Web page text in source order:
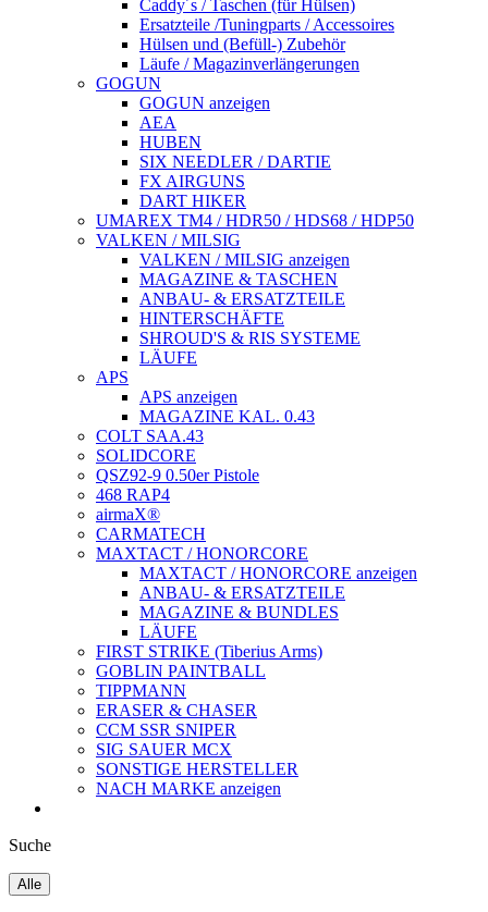
Caddy´s / Taschen (für Hülsen)
Ersatzteile /Tuningparts / Accessoires
Hülsen und (Befüll-) Zubehör
Läufe / Magazinverlängerungen
GOGUN
GOGUN anzeigen
AEA
HUBEN
SIX NEEDLER / DARTIE
FX AIRGUNS
DART HIKER
UMAREX TM4 / HDR50 / HDS68 / HDP50
VALKEN / MILSIG
VALKEN / MILSIG anzeigen
MAGAZINE & TASCHEN
ANBAU- & ERSATZTEILE
HINTERSCHÄFTE
SHROUD'S & RIS SYSTEME
LÄUFE
APS
APS anzeigen
MAGAZINE KAL. 0.43
COLT SAA.43
SOLIDCORE
QSZ92-9 0.50er Pistole
468 RAP4
airmaX®
CARMATECH
MAXTACT / HONORCORE
MAXTACT / HONORCORE anzeigen
ANBAU- & ERSATZTEILE
MAGAZINE & BUNDLES
LÄUFE
FIRST STRIKE (Tiberius Arms)
GOBLIN PAINTBALL
TIPPMANN
ERASER & CHASER
CCM SSR SNIPER
SIG SAUER MCX
SONSTIGE HERSTELLER
NACH MARKE anzeigen
Suche
Alle